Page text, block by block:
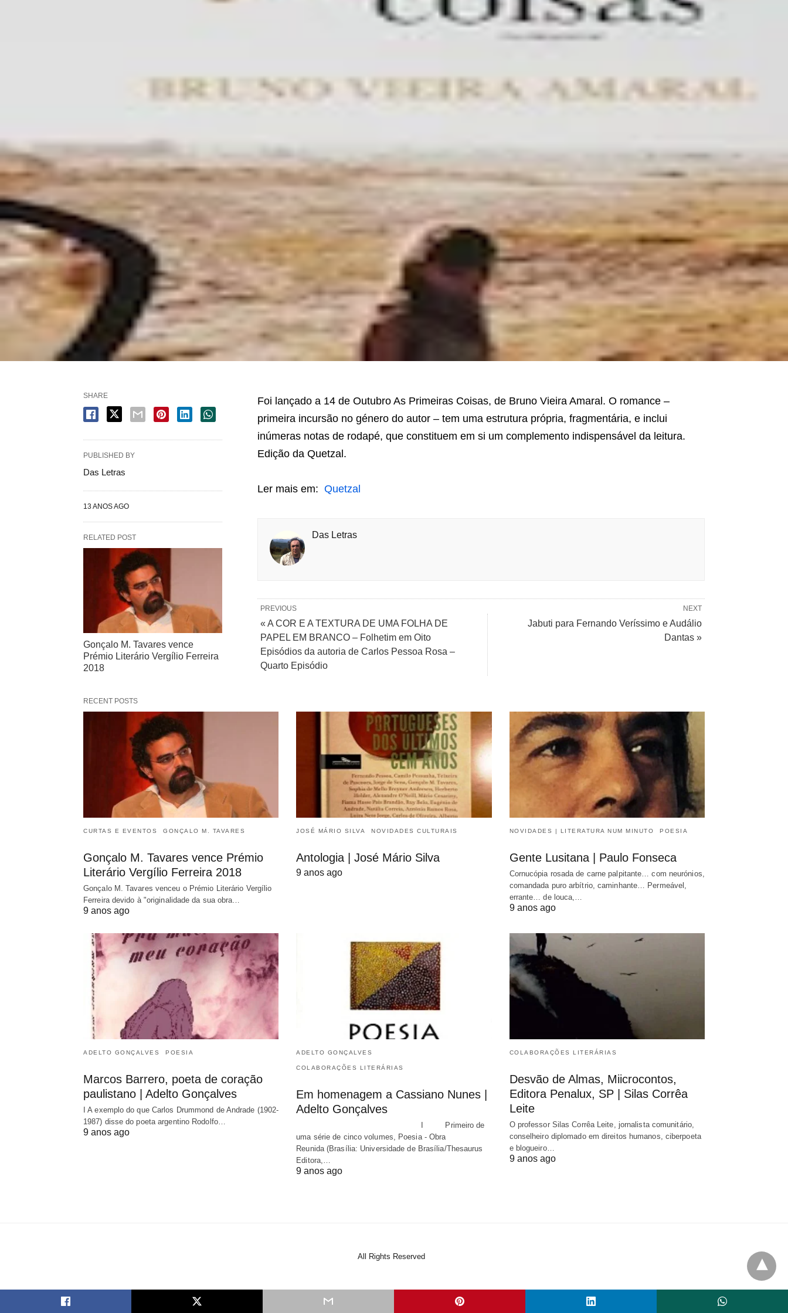
Foi lançado a 14 de Outubro As Primeiras Coisas, de Bruno Vieira Amaral. O romance –
primeira incursão no género do autor – tem uma estrutura própria, fragmentária, e inclui
inúmeras notas de rodapé, que constituem em si um complemento indispensável da leitura.
Edição da Quetzal.
Ler mais em: Quetzal
Das Letras
NEXT
Jabuti para Fernando Veríssimo e Audálio
Dantas »
PREVIOUS
« A COR E A TEXTURA DE UMA FOLHA DE
PAPEL EM BRANCO – Folhetim em Oito
Episódios da autoria de Carlos Pessoa Rosa –
Quarto Episódio
SHARE
PUBLISHED BY
Das Letras
13 ANOS AGO
RELATED POST
Gonçalo M. Tavares vence
Prémio Literário Vergílio Ferreira
2018
RECENT POSTS
CURTAS E EVENTOS GONÇALO M. TAVARES
Gonçalo M. Tavares vence Prémio
Literário Vergílio Ferreira 2018
Gonçalo M. Tavares venceu o Prémio Literário Vergílio
Ferreira devido à "originalidade da sua obra…
9 anos ago
JOSÉ MÁRIO SILVA NOVIDADES CULTURAIS
Antologia | José Mário Silva
9 anos ago
NOVIDADES | LITERATURA NUM MINUTO POESIA
Gente Lusitana | Paulo Fonseca
Cornucópia rosada de carne palpitante… com neurónios,
comandada puro arbítrio, caminhante… Permeável,
errante… de louca,…
9 anos ago
ADELTO GONÇALVES POESIA
Marcos Barrero, poeta de coração
paulistano | Adelto Gonçalves
I A exemplo do que Carlos Drummond de Andrade (1902-
1987) disse do poeta argentino Rodolfo…
9 anos ago
ADELTO GONÇALVES
COLABORAÇÕES LITERÁRIAS
Em homenagem a Cassiano Nunes |
Adelto Gonçalves
I Primeiro de
uma série de cinco volumes, Poesia - Obra
Reunida (Brasília: Universidade de Brasília/Thesaurus
Editora,…
9 anos ago
COLABORAÇÕES LITERÁRIAS
Desvão de Almas, Miicrocontos,
Editora Penalux, SP | Silas Corrêa
Leite
O professor Silas Corrêa Leite, jornalista comunitário,
conselheiro diplomado em direitos humanos, ciberpoeta
e blogueiro…
9 anos ago
All Rights Reserved